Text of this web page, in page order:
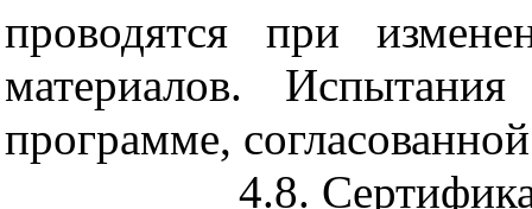
проводятся при
материалов.
программе,
4.8.